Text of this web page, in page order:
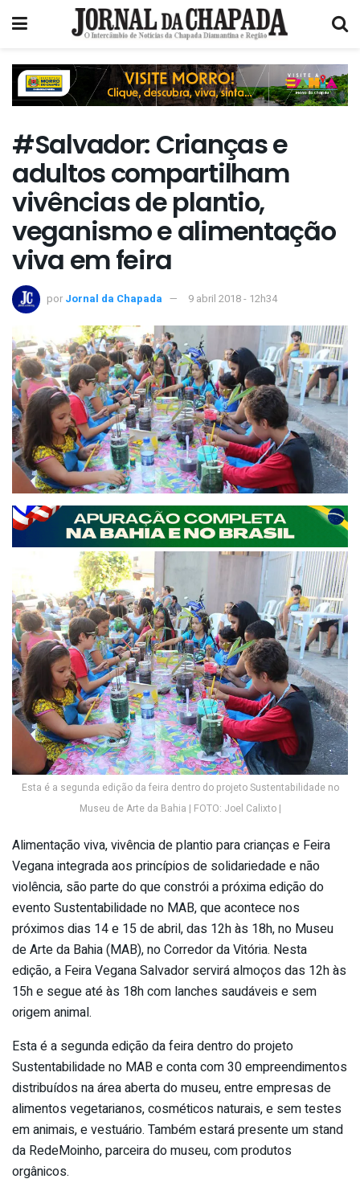
#Salvador: Crianças e
adultos compartilham
vivências de plantio,
veganismo e alimentação
viva em feira
por Jornal da Chapada 9 abril 2018 - 12h34
Esta é a segunda edição da feira dentro do projeto Sustentabilidade no
Museu de Arte da Bahia | FOTO: Joel Calixto |
Alimentação viva, vivência de plantio para crianças e Feira
Vegana integrada aos princípios de solidariedade e não
violência, são parte do que constrói a próxima edição do
evento Sustentabilidade no MAB, que acontece nos
próximos dias 14 e 15 de abril, das 12h às 18h, no Museu
de Arte da Bahia (MAB), no Corredor da Vitória. Nesta
edição, a Feira Vegana Salvador servirá almoços das 12h às
15h e segue até às 18h com lanches saudáveis e sem
origem animal.
Esta é a segunda edição da feira dentro do projeto
Sustentabilidade no MAB e conta com 30 empreendimentos
distribuídos na área aberta do museu, entre empresas de
alimentos vegetarianos, cosméticos naturais, e sem testes
em animais, e vestuário. Também estará presente um stand
da RedeMoinho, parceira do museu, com produtos
orgânicos.